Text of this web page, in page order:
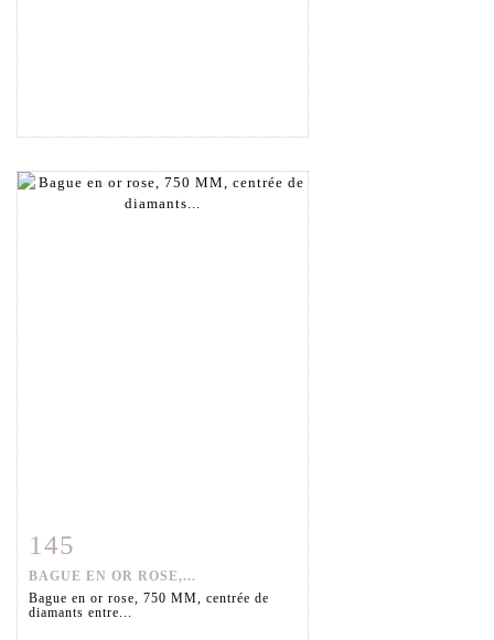
Fiche détaillée
145
BAGUE EN OR ROSE,...
Bague en or rose, 750 MM, centrée de
diamants entre...